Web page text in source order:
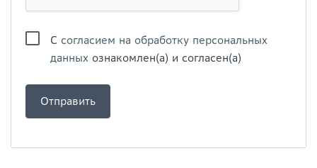
С согласием на обработку персональных
данных ознакомлен(а) и согласен(а)